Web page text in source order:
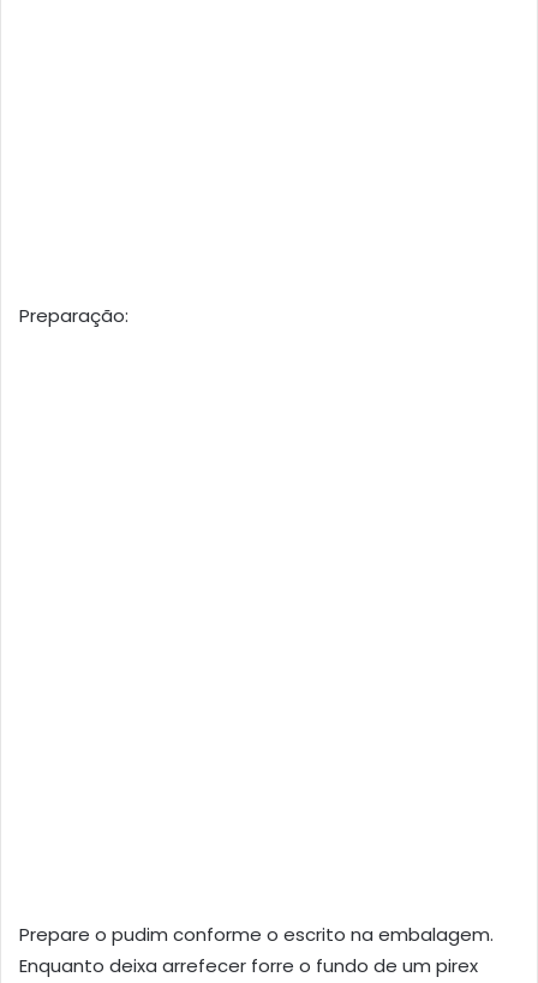
Preparação:
Prepare o pudim conforme o escrito na embalagem.
Enquanto deixa arrefecer forre o fundo de um pirex